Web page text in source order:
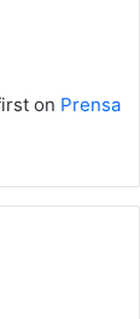
on Prensa